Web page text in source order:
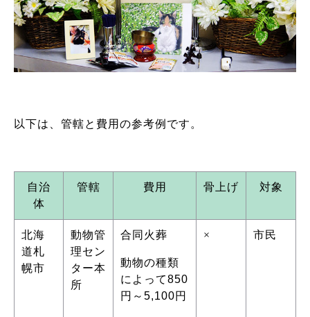
以下は、管轄と費用の参考例です。
自治
体
管轄 費用 骨上げ 対象
北海
道札
幌市
動物管
理セン
ター本
所
合同火葬
動物の種類
によって850
円～5,100円
× 市民